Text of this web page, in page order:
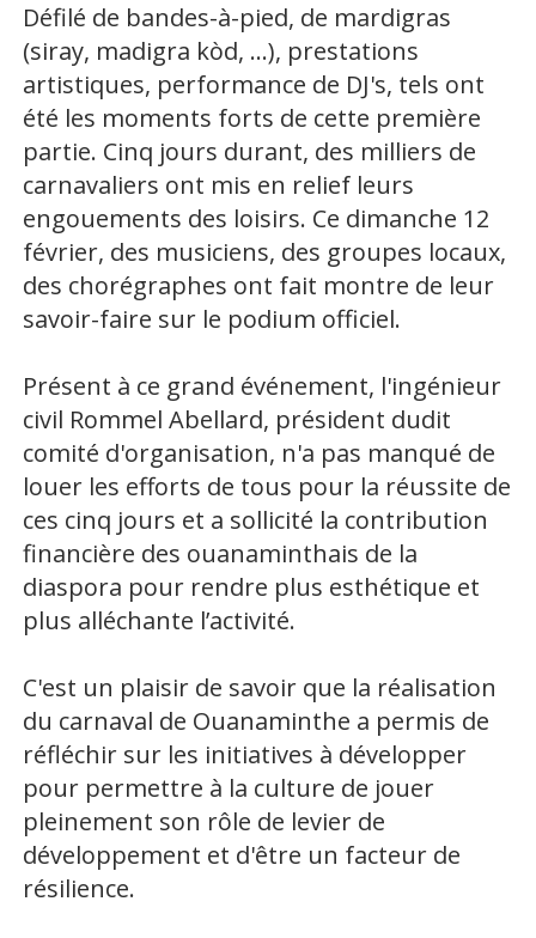
Défilé de bandes-à-pied, de mardigras
(siray, madigra kòd, ...), prestations
artistiques, performance de DJ's, tels ont
été les moments forts de cette première
partie. Cinq jours durant, des milliers de
carnavaliers ont mis en relief leurs
engouements des loisirs. Ce dimanche 12
février, des musiciens, des groupes locaux,
des chorégraphes ont fait montre de leur
savoir-faire sur le podium officiel.
Présent à ce grand événement, l'ingénieur
civil Rommel Abellard, président dudit
comité d'organisation, n'a pas manqué de
louer les efforts de tous pour la réussite de
ces cinq jours et a sollicité la contribution
financière des ouanaminthais de la
diaspora pour rendre plus esthétique et
plus alléchante l’activité.
C'est un plaisir de savoir que la réalisation
du carnaval de Ouanaminthe a permis de
réfléchir sur les initiatives à développer
pour permettre à la culture de jouer
pleinement son rôle de levier de
développement et d'être un facteur de
résilience.